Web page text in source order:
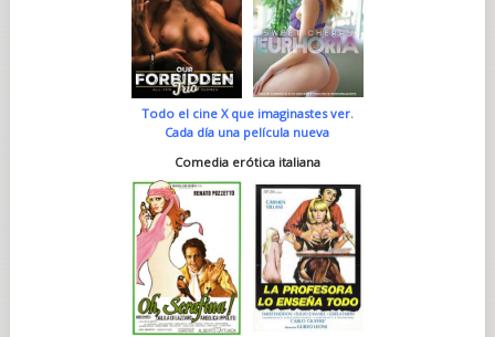
Todo el cine X que imaginastes ver.
Cada día una película nueva
Comedia erótica italiana